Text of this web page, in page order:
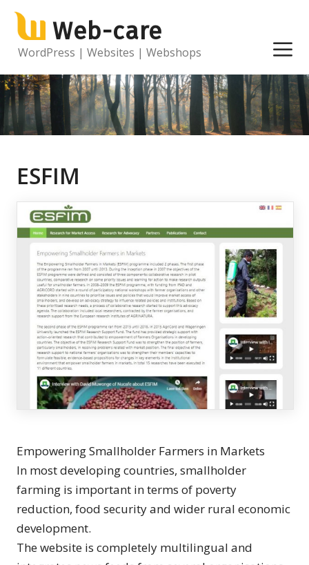
Ga
naar
Web-care
WordPress | Websites | Webshops
ESFIM
Empowering Smallholder Farmers in Markets
In most developing countries, smallholder
farming is important in terms of poverty
reduction, food security and wider rural economic
development.
The website is completely multilingual and